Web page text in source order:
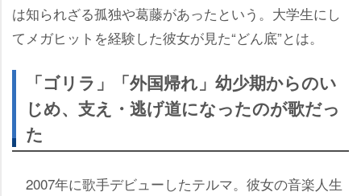
は知られざる孤独や葛藤があったという。大学生にし
てメガヒットを経験した彼女が見た“どん底”とは。
「ゴリラ」「外国帰れ」幼少期からのい
じめ、支え・逃げ道になったのが歌だっ
た
2007年に歌手デビューしたテルマ。彼女の音楽人生